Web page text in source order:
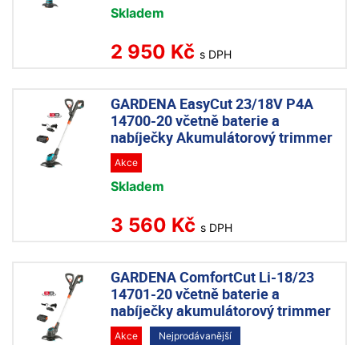
Skladem
2 950 Kč s DPH
GARDENA EasyCut 23/18V P4A
14700-20 včetně baterie a
nabíječky Akumulátorový trimmer
Akce
Skladem
3 560 Kč s DPH
GARDENA ComfortCut Li-18/23
14701-20 včetně baterie a
nabíječky akumulátorový trimmer
Akce Nejprodávanější